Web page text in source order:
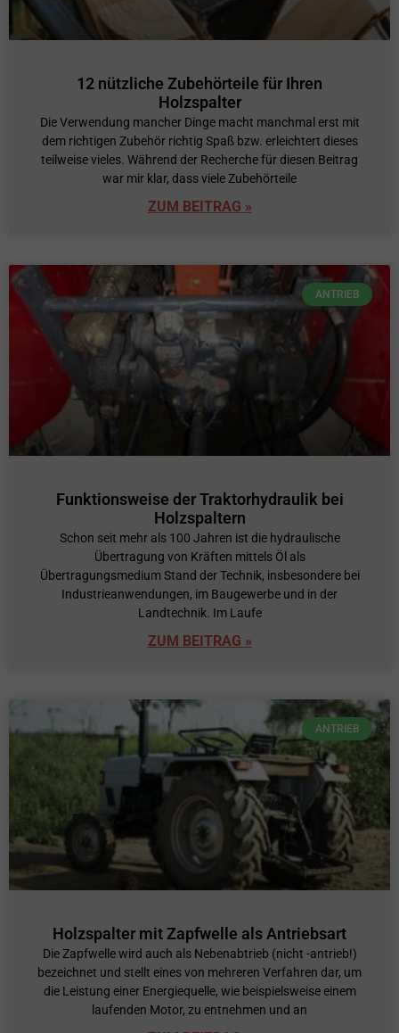
12 nützliche Zubehörteile für Ihren
Holzspalter
Die Verwendung mancher Dinge macht manchmal erst mit
dem richtigen Zubehör richtig Spaß bzw. erleichtert dieses
teilweise vieles. Während der Recherche für diesen Beitrag
war mir klar, dass viele Zubehörteile
ZUM BEITRAG »
ANTRIEB
Funktionsweise der Traktorhydraulik bei
Holzspaltern
Schon seit mehr als 100 Jahren ist die hydraulische
Übertragung von Kräften mittels Öl als
Übertragungsmedium Stand der Technik, insbesondere bei
Industrieanwendungen, im Baugewerbe und in der
Landtechnik. Im Laufe
ZUM BEITRAG »
ANTRIEB
Holzspalter mit Zapfwelle als Antriebsart
Die Zapfwelle wird auch als Nebenabtrieb (nicht -antrieb!)
bezeichnet und stellt eines von mehreren Verfahren dar, um
die Leistung einer Energiequelle, wie beispielsweise einem
laufenden Motor, zu entnehmen und an